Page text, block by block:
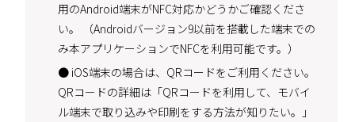
用のAndroid端末がNFC対応かどうかご確認くださ
い。 （Androidバージョン9以前を搭載した端末での
み本アプリケーションでNFCを利用可能です。）
● iOS端末の場合は、QRコードをご利用ください。
QRコードの詳細は「QRコードを利用して、モバイ
ル端末で取り込みや印刷をする方法が知りたい。」